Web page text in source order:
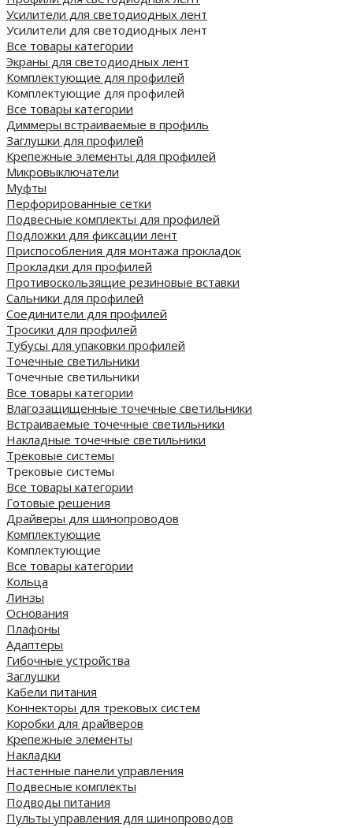
Усилители для светодиодных лент
Усилители для светодиодных лент
Все товары категории
Экраны для светодиодных лент
Комплектующие для профилей
Комплектующие для профилей
Все товары категории
Диммеры встраиваемые в профиль
Заглушки для профилей
Крепежные элементы для профилей
Микровыключатели
Муфты
Перфорированные сетки
Подвесные комплекты для профилей
Подложки для фиксации лент
Приспособления для монтажа прокладок
Прокладки для профилей
Противоскользящие резиновые вставки
Сальники для профилей
Соединители для профилей
Тросики для профилей
Тубусы для упаковки профилей
Точечные светильники
Точечные светильники
Все товары категории
Влагозащищенные точечные светильники
Встраиваемые точечные светильники
Накладные точечные светильники
Трековые системы
Трековые системы
Все товары категории
Готовые решения
Драйверы для шинопроводов
Комплектующие
Комплектующие
Все товары категории
Кольца
Линзы
Основания
Плафоны
Адаптеры
Гибочные устройства
Заглушки
Кабели питания
Коннекторы для трековых систем
Коробки для драйверов
Крепежные элементы
Накладки
Настенные панели управления
Подвесные комплекты
Подводы питания
Пульты управления для шинопроводов